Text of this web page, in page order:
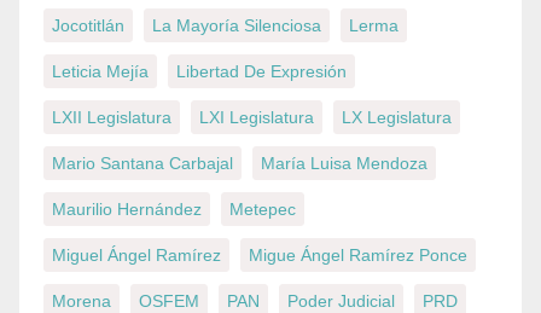
Jocotitlán La Mayoría Silenciosa Lerma
Leticia Mejía Libertad De Expresión
LXII Legislatura LXI Legislatura LX Legislatura
Mario Santana Carbajal María Luisa Mendoza
Maurilio Hernández Metepec
Miguel Ángel Ramírez Migue Ángel Ramírez Ponce
Morena OSFEM PAN Poder Judicial PRD